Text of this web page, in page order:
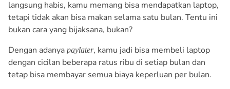
langsung habis, kamu memang bisa mendapatkan laptop,
tetapi tidak akan bisa makan selama satu bulan. Tentu ini
bukan cara yang bijaksana, bukan?
Dengan adanya paylater, kamu jadi bisa membeli laptop
dengan cicilan beberapa ratus ribu di setiap bulan dan
tetap bisa membayar semua biaya keperluan per bulan.